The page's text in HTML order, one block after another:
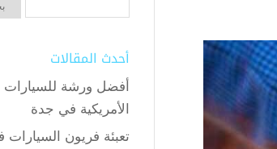
أحدث المقالات
أفضل ورشة للسيارات
الأمريكية في جدة
تعبئة فريون السيارات